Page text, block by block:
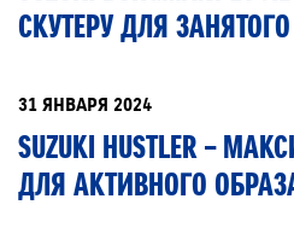
СКУТЕРУ ДЛЯ
31 ЯНВАРЯ 2024
SUZUKI HUSTLER –
ДЛЯ АКТИВНОГО